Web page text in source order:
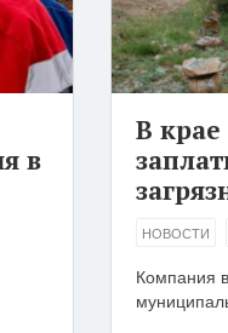
в
В
НОВОСТИ
Компания